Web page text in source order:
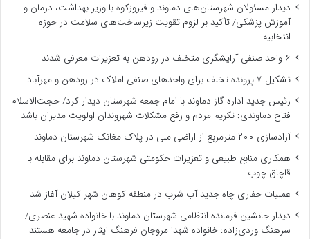
دیدار مسئولان شهرستان‌های دماوند و فیروزکوه با وزیر بهداشت، درمان و
آموزش پزشکی/ تأکید بر لزوم تقویت زیرساخت‌های سلامت در حوزه
انتخابیه
۶ واحد صنفی آرایشگری متخلف در رودهن به تعزیرات معرفی شدند
تشکیل ۷ پرونده تخلف برای واحدهای صنفی املاک در رودهن و مهرآباد
رئیس جدید اداره گاز دماوند با امام جمعه شهرستان دیدار کرد/ حجت‌الاسلام
فتاح دماوندی: تکریم مردم و رفع مشکلات شهروندان اولویت مدیران باشد
آزادسازی ۲۰۰ مترمربع از اراضی ملی در پلاک مغانک شهرستان دماوند
همکاری منابع طبیعی و تعزیرات حکومتی شهرستان دماوند برای مقابله با
قاچاق چوب
عملیات حفاری چاه جدید آب شرب در منطقه کوهان شهر کیلان آغاز شد
دیدار جانشین فرمانده انتظامی شهرستان دماوند با خانواده شهید عنصری/
سرهنگ وردی‌زاده: خانواده شهدا مروجان فرهنگ ایثار در جامعه هستند